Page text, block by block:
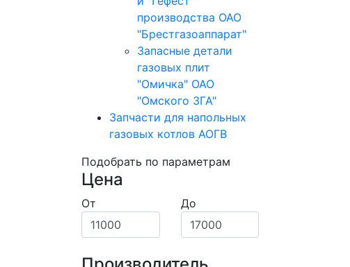
производства ОАО
"Брестгазоаппарат"
Запасные детали
газовых плит
"Омичка" ОАО
"Омского ЗГА"
Запчасти для напольных
газовых котлов АОГВ
Подобрать по параметрам
Цена
От До